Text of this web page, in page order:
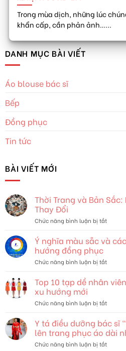
Trong mùa dịch, những lúc
khẩn cấp, cần phản ảnh…...
DANH MỤC BÀI VIẾT
Áo blouse bác sĩ
Bếp
Đồng phục
Tin tức
BÀI VIẾT MỚI
Thời Trang và Bản
Thay Đổi
Chức năng bình luận bị tắtở
Trang
và
Sắc:
Phá
Đang
Đổi
Ý nghĩa màu sẵc và
hướng đồng phục
Chức năng bình luận bị tắtở
nghĩa
màu
và
quy
ước
thiết
kế
Top 10 tạp dề nhân
xu hướng mới
Chức năng bình luận bị tắtở
tạp
dề
nhân
Y tá điều dưỡng bác sĩ
lên trang phục áo dài
Chức năng bình luận bị tắtở